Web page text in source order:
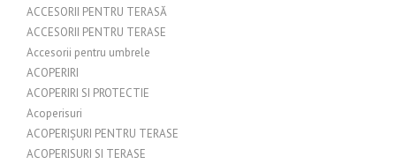
ACCESORII PENTRU TERASĂ
ACCESORII PENTRU TERASE
Accesorii pentru umbrele
ACOPERIRI
ACOPERIRI SI PROTECTIE
Acoperisuri
ACOPERIȘURI PENTRU TERASE
ACOPERISURI SI TERASE